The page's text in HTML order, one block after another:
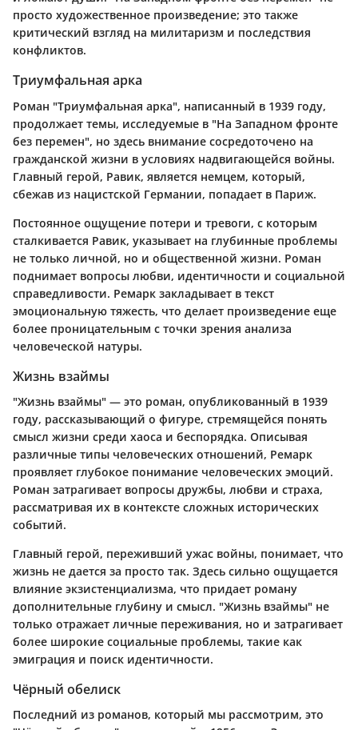
просто художественное произведение; это также
критический взгляд на милитаризм и последствия
конфликтов.
Триумфальная арка
Роман "Триумфальная арка", написанный в 1939 году,
продолжает темы, исследуемые в "На Западном фронте
без перемен", но здесь внимание сосредоточено на
гражданской жизни в условиях надвигающейся войны.
Главный герой, Равик, является немцем, который,
сбежав из нацистской Германии, попадает в Париж.
Постоянное ощущение потери и тревоги, с которым
сталкивается Равик, указывает на глубинные проблемы
не только личной, но и общественной жизни. Роман
поднимает вопросы любви, идентичности и социальной
справедливости. Ремарк закладывает в текст
эмоциональную тяжесть, что делает произведение еще
более проницательным с точки зрения анализа
человеческой натуры.
Жизнь взаймы
"Жизнь взаймы" — это роман, опубликованный в 1939
году, рассказывающий о фигуре, стремящейся понять
смысл жизни среди хаоса и беспорядка. Описывая
различные типы человеческих отношений, Ремарк
проявляет глубокое понимание человеческих эмоций.
Роман затрагивает вопросы дружбы, любви и страха,
рассматривая их в контексте сложных исторических
событий.
Главный герой, переживший ужас войны, понимает, что
жизнь не дается за просто так. Здесь сильно ощущается
влияние экзистенциализма, что придает роману
дополнительные глубину и смысл. "Жизнь взаймы" не
только отражает личные переживания, но и затрагивает
более широкие социальные проблемы, такие как
эмиграция и поиск идентичности.
Чёрный обелиск
Последний из романов, который мы рассмотрим, это